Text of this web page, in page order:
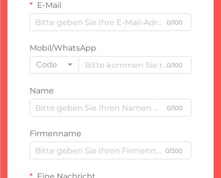
E-Mail
0/100
Mobil/WhatsApp
Code
0/100
Name
0/100
Firmenname
0/200